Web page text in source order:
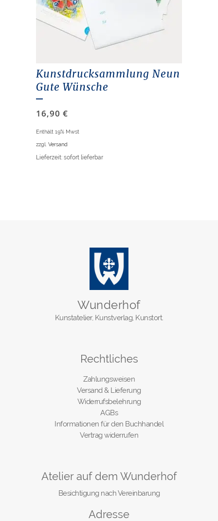
Kunstdrucksammlung Neun
Gute Wünsche
16,90 €
Enthält 19% Mwst
zzgl. Versand
Lieferzeit: sofort lieferbar
Wunderhof
Kunstatelier, Kunstverlag, Kunstort.
Rechtliches
Zahlungsweisen
Versand & Lieferung
Widerrufsbelehrung
AGBs
Informationen für den Buchhandel
Vertrag widerrufen
Atelier auf dem Wunderhof
Besichtigung nach Vereinbarung
Adresse